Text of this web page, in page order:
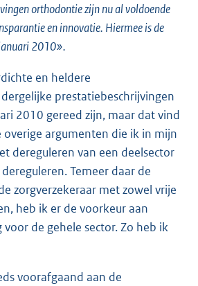
orthodontie zijn nu al voldoende
en innovatie. Hiermee is de
2010».
en heldere
prestatiebeschrijvingen
2010 gereed zijn, maar dat vind
argumenten die ik in mijn
dereguleren van een deelsector
Temeer daar de
zorgverzekeraar met zowel vrije
heb ik er de voorkeur aan
de gehele sector. Zo heb ik
voorafgaand aan de